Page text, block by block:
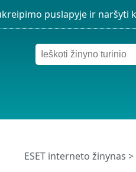
ESET interneto žinynas >